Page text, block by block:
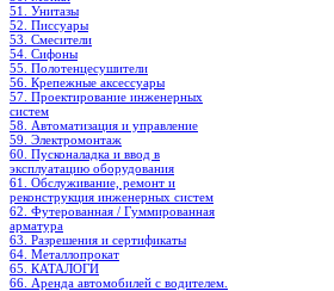
51. Унитазы
52. Писсуары
53. Смесители
54. Сифоны
55. Полотенцесушители
56. Крепежные аксессуары
57. Проектирование инженерных
систем
58. Автоматизация и управление
59. Электромонтаж
60. Пусконаладка и ввод в
эксплуатацию оборудования
61. Обслуживание, ремонт и
реконструкция инженерных систем
62. Футерованная / Гуммированная
арматура
63. Разрешения и сертификаты
64. Металлопрокат
65. КАТАЛОГИ
66. Аренда автомобилей с водителем.